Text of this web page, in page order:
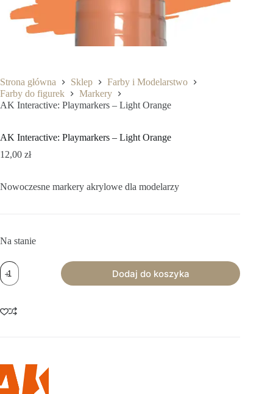
Strona główna Sklep
Farby i Modelarstwo
Farby do figurek
Markery
AK Interactive: Playmarkers – Light Orange
AK Interactive: Playmarkers – Light Orange
12,00 zł
Nowoczesne markery akrylowe dla modelarzy
Na stanie
ilość
AK
Interactive:
-
Light
Dodaj do koszyka